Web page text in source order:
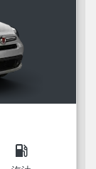
local_gas_station